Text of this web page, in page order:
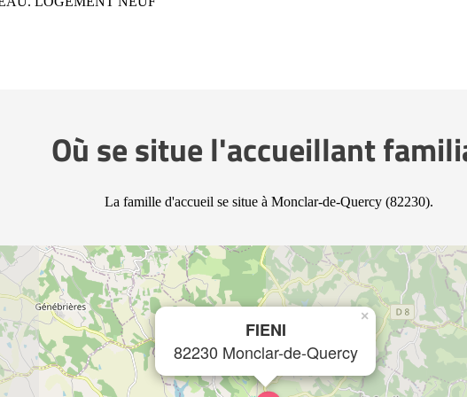
Où se situe l'accueillant
La famille d'accueil se situe à Monclar-de-Quercy (82230).
FIENI
82230 Monclar-de-Quercy
×